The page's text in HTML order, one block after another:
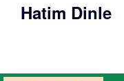
Hatim Dinle